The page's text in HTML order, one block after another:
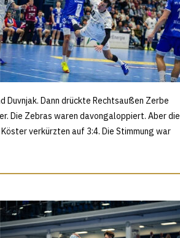
Duvnjak. Dann drückte Rechtsaußen Zerbe
Die Zebras waren davongaloppiert. Aber die
verkürzten auf 3:4. Die Stimmung war